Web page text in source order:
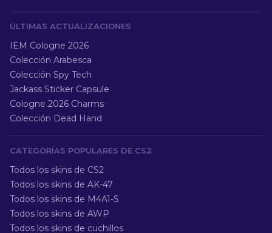
ÚLTIMAS ACTUALIZACIONES
IEM Cologne 2026
Colección Arabesca
Colección Spy Tech
Jackass Sticker Capsule
Cologne 2026 Charms
Colección Dead Hand
CATEGORÍAS POPULARES DE CS2
Todos los skins de CS2
Todos los skins de AK-47
Todos los skins de M4A1-S
Todos los skins de AWP
Todos los skins de cuchillos